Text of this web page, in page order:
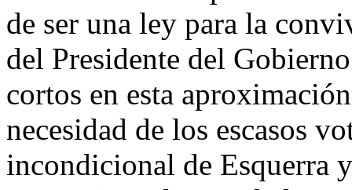
de ser una ley para la
del Presidente del
cortos en esta
necesidad de los escasos
incondicional de Esquerra